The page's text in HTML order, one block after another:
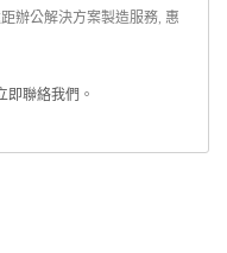
辦公解決方案製造服務, 惠
即聯絡我們 。